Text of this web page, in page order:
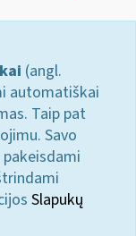
(angl.
automatiškai
Taip pat
Savo
Slapukų